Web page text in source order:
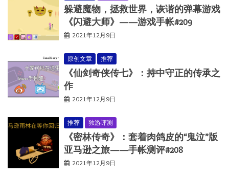
躲避魔物，拯救世界，诙谐的弹幕游戏
《闪避大师》——游戏手帐#209
2021年12月9日
原创文章 推荐
《仙剑奇侠传七》：持中守正的传承之
作
2021年12月9日
推荐 独游评测
《密林传奇》：套着肉鸽皮的“鬼泣”版
亚马逊之旅——手帐测评#208
2021年12月9日